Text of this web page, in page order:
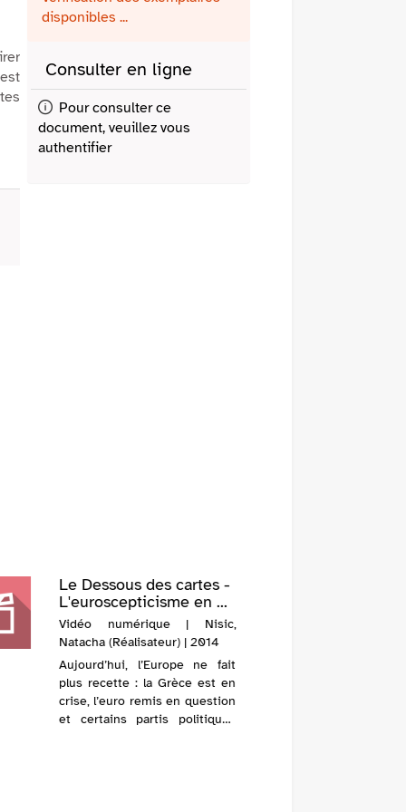
disponibles ...
Consulter en ligne
Pour consulter ce
document, veuillez vous
authentifier
Le Dessous des cartes -
L'euroscepticisme en ...
Vidéo numérique | Nisic,
Natacha (Réalisateur) | 2014
Aujourd’hui, l’Europe ne fait
plus recette : la Grèce est en
crise, l’euro remis en question
et certains partis politiques